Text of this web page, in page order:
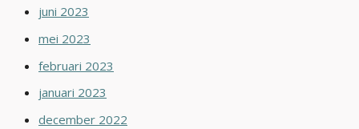
juni 2023
mei 2023
februari 2023
januari 2023
december 2022